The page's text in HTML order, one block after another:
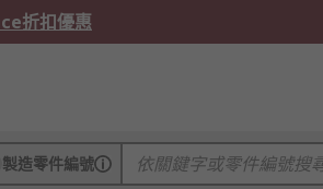
折扣優惠
製造零件編號